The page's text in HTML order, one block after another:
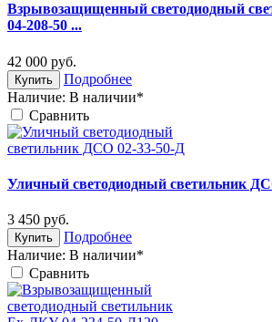
Взрывозащищенный светодиодный
04-208-50 ...
42 000 руб.
Купить
Подробнее
Наличие: В наличии*
Cравнить
Уличный светодиодный светильник
3 450 руб.
Купить
Подробнее
Наличие: В наличии*
Cравнить